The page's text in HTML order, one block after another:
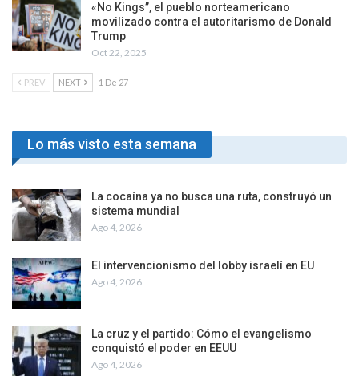
«No Kings”, el pueblo norteamericano
movilizado contra el autoritarismo de Donald
Trump
Oct 22, 2025
PREV NEXT 1 De 27
Lo más visto esta semana
La cocaína ya no busca una ruta, construyó un
sistema mundial
Ago 4, 2026
El intervencionismo del lobby israelí en EU
Ago 4, 2026
La cruz y el partido: Cómo el evangelismo
conquistó el poder en EEUU
Ago 4, 2026